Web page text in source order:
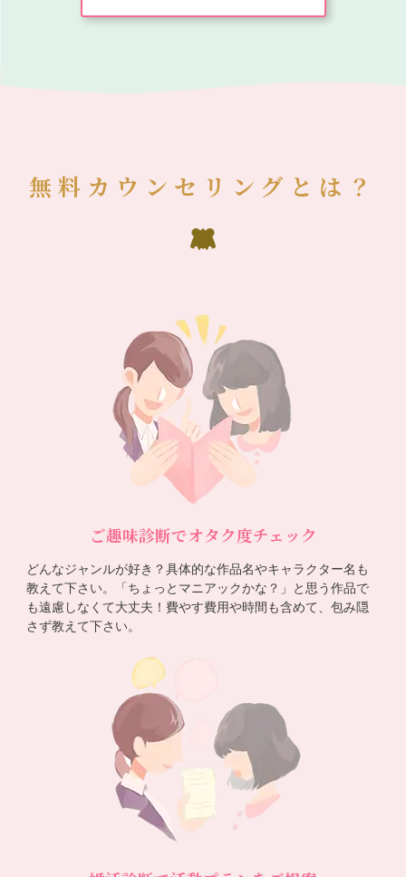
無料カウンセリングとは？
ご趣味診断でオタク度チェック
どんなジャンルが好き？具体的な作品名やキャラクター名も
教えて下さい。「ちょっとマニアックかな？」と思う作品で
も遠慮しなくて大丈夫！費やす費用や時間も含めて、包み隠
さず教えて下さい。